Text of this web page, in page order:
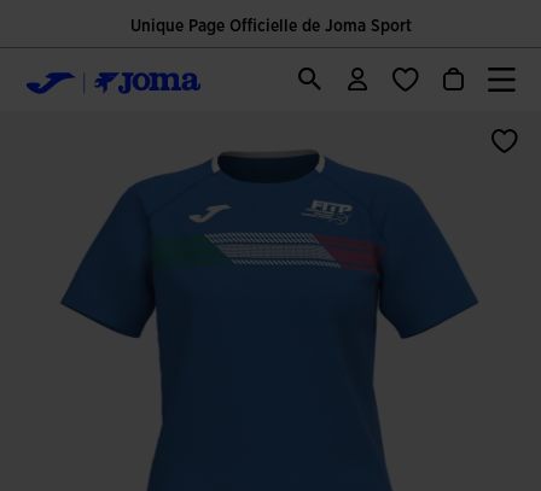
Unique Page Officielle de Joma Sport